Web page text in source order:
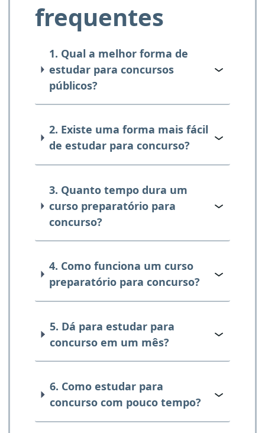
frequentes
1. Qual a melhor forma de
estudar para concursos
públicos?
2. Existe uma forma mais fácil
de estudar para concurso?
3. Quanto tempo dura um
curso preparatório para
concurso?
4. Como funciona um curso
preparatório para concurso?
5. Dá para estudar para
concurso em um mês?
6. Como estudar para
concurso com pouco tempo?